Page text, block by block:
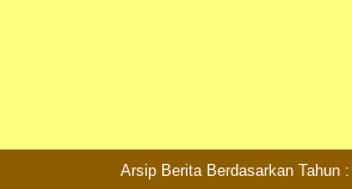
Arsip Berita Berdasarkan Tahun :